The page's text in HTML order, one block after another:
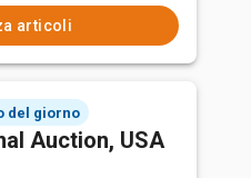
articoli
del giorno
Auction, USA